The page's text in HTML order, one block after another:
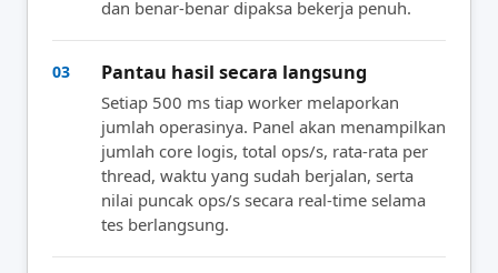
dan benar-benar dipaksa bekerja penuh.
03 Pantau hasil secara langsung
Setiap 500 ms tiap worker melaporkan
jumlah operasinya. Panel akan menampilkan
jumlah core logis, total ops/s, rata-rata per
thread, waktu yang sudah berjalan, serta
nilai puncak ops/s secara real-time selama
tes berlangsung.